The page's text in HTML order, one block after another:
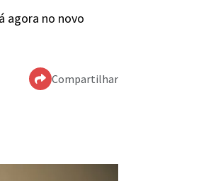
agora no novo
Compartilhar